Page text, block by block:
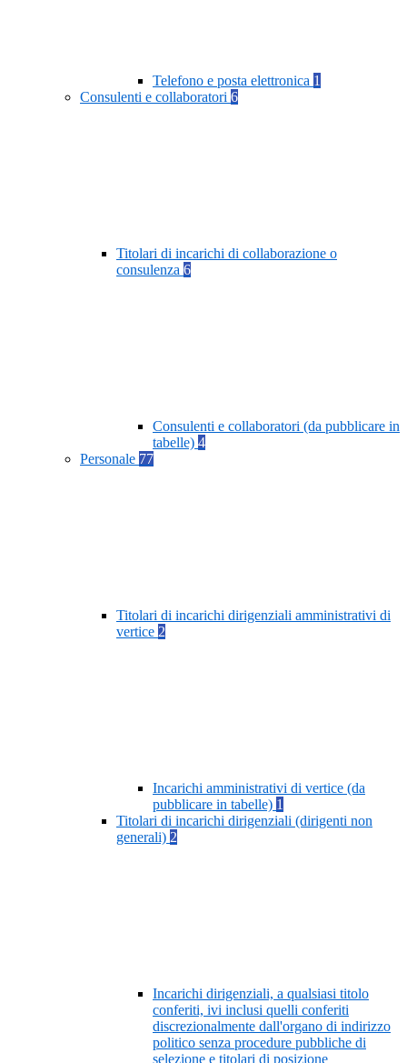
Telefono e posta elettronica 1
Consulenti e collaboratori 6
Titolari di incarichi di collaborazione o
consulenza 6
Consulenti e collaboratori (da pubblicare in
tabelle) 4
Personale 77
Titolari di incarichi dirigenziali amministrativi di
vertice 2
Incarichi amministrativi di vertice (da
pubblicare in tabelle) 1
Titolari di incarichi dirigenziali (dirigenti non
generali) 2
Incarichi dirigenziali, a qualsiasi titolo
conferiti, ivi inclusi quelli conferiti
discrezionalmente dall'organo di indirizzo
politico senza procedure pubbliche di
selezione e titolari di posizione